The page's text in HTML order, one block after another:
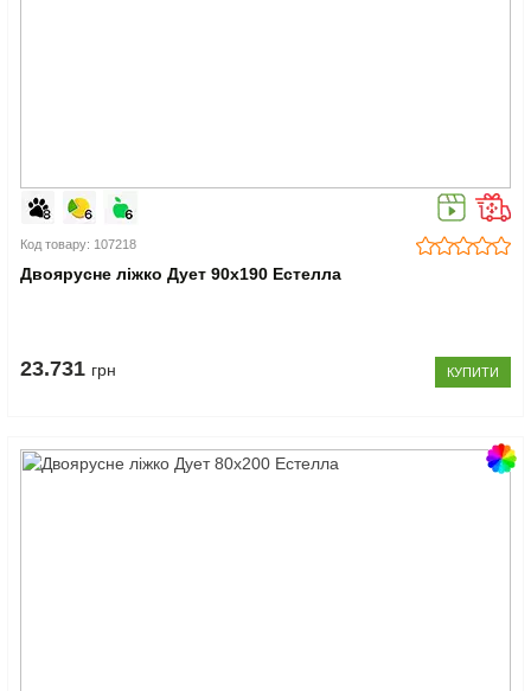
Код товару: 107218
Двоярусне ліжко Дует 90x190 Естелла
23.731 грн КУПИТИ